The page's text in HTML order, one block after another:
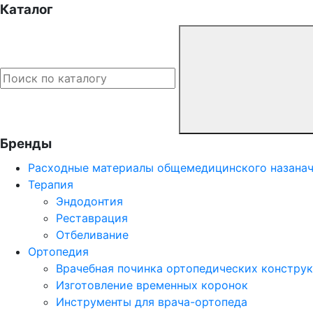
Каталог
Бренды
Расходные материалы общемедицинского
Терапия
Эндодонтия
Реставрация
Отбеливание
Ортопедия
Врачебная починка ортопедических
Изготовление временных коронок
Инструменты для врача-ортопеда